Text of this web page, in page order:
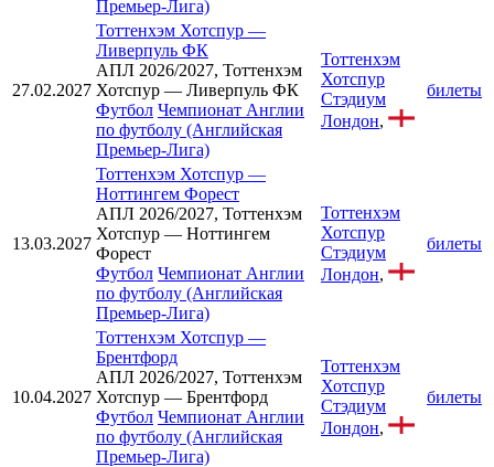
Премьер-Лига)
27.02.2027
Тоттенхэм Хотспур —
Ливерпуль ФК
АПЛ 2026/2027, Тоттенхэм
Хотспур — Ливерпуль ФК
Футбол Чемпионат Англии
по футболу (Английская
Премьер-Лига)
Тоттенхэм
Хотспур
Стэдиум
Лондон,
билеты
13.03.2027
Тоттенхэм Хотспур —
Ноттингем Форест
АПЛ 2026/2027, Тоттенхэм
Хотспур — Ноттингем
Форест
Футбол Чемпионат Англии
по футболу (Английская
Премьер-Лига)
Тоттенхэм
Хотспур
Стэдиум
Лондон,
билеты
10.04.2027
Тоттенхэм Хотспур —
Брентфорд
АПЛ 2026/2027, Тоттенхэм
Хотспур — Брентфорд
Футбол Чемпионат Англии
по футболу (Английская
Премьер-Лига)
Тоттенхэм
Хотспур
Стэдиум
Лондон,
билеты